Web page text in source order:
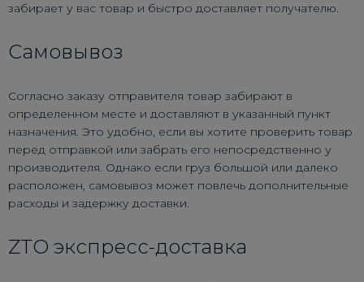
забирает у вас товар и быстро доставляет получателю.
Самовывоз
Согласно заказу отправителя товар забирают в
определенном месте и доставляют в указанный пункт
назначения. Это удобно, если вы хотите проверить товар
перед отправкой или забрать его непосредственно у
производителя. Однако если груз большой или далеко
расположен, самовывоз может повлечь дополнительные
расходы и задержку доставки.
ZTO экспресс-доставка